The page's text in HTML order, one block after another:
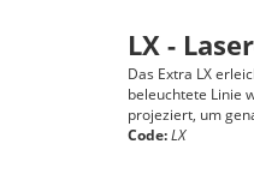
LX -
Das Extra LX
beleuchtete Linie
projeziert, um
Code:LX